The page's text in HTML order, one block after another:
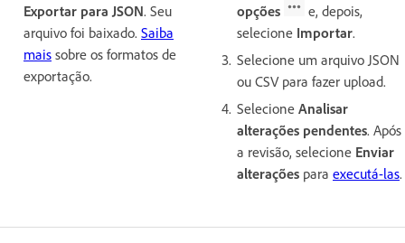
Exportar para JSON. Seu
arquivo foi baixado. Saiba
mais sobre os formatos de
exportação.
opções
e, depois,
selecione Importar.
Selecione um arquivo JSON
ou CSV para fazer upload.
Selecione Analisar
alterações pendentes. Após
a revisão, selecione Enviar
alterações para executá-las.